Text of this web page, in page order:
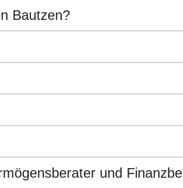
Bautzen?
und